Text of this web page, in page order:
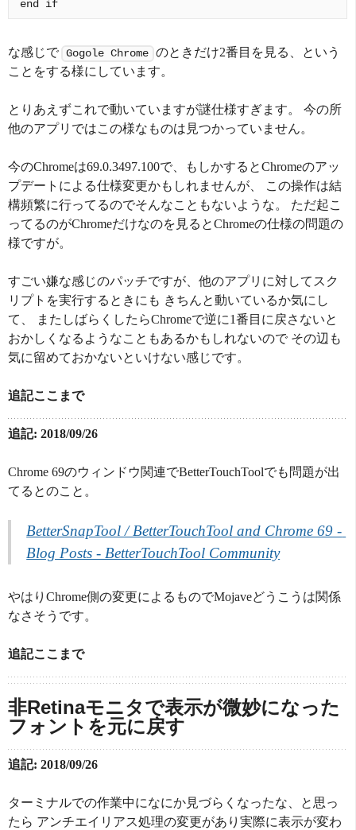
な感じで Gogole Chrome のときだけ2番目を見る、という
ことをする様にしています。
とりあえずこれで動いていますが謎仕様すぎます。 今の所
他のアプリではこの様なものは見つかっていません。
今のChromeは69.0.3497.100で、もしかするとChromeのアッ
プデートによる仕様変更かもしれませんが、 この操作は結
構頻繁に行ってるのでそんなこともないような。 ただ起こ
ってるのがChromeだけなのを見るとChromeの仕様の問題の
様ですが。
すごい嫌な感じのパッチですが、他のアプリに対してスク
リプトを実行するときにも きちんと動いているか気にし
て、 またしばらくしたらChromeで逆に1番目に戻さないと
おかしくなるようなこともあるかもしれないので その辺も
気に留めておかないといけない感じです。
追記ここまで
追記: 2018/09/26
Chrome 69のウィンドウ関連でBetterTouchToolでも問題が出
てるとのこと。
BetterSnapTool / BetterTouchTool and Chrome 69 -
Blog Posts - BetterTouchTool Community
やはりChrome側の変更によるものでMojaveどうこうは関係
なさそうです。
追記ここまで
非Retinaモニタで表示が微妙になった
フォントを元に戻す
追記: 2018/09/26
ターミナルでの作業中になにか見づらくなったな、と思っ
たら アンチエイリアス処理の変更があり実際に表示が変わ